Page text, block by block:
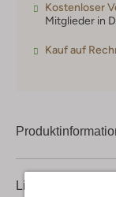
Kostenloser
Mitglieder in
Kauf auf
Lieferung &